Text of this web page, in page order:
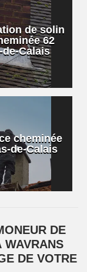
de solin
62
de-Calais
cheminée
de-Calais
DE
WAVRANS
DE VOTRE